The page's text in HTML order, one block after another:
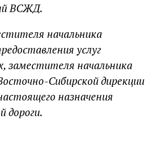
ВСЖД.
начальника
услуг
заместителя начальника
Сибирской дирекции
назначения
дороги.